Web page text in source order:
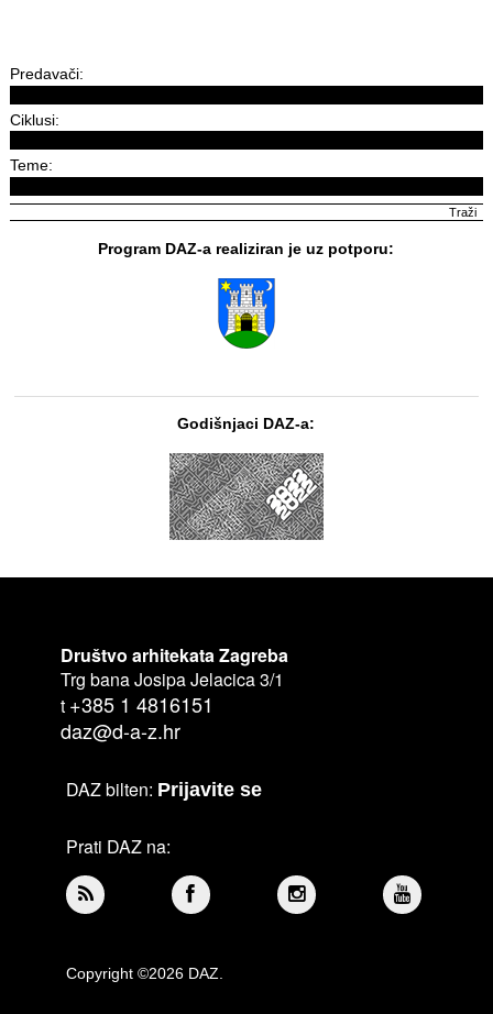
Predavači:
Ciklusi:
Teme:
Program DAZ-a realiziran je uz potporu:
Godišnjaci DAZ-a:
Društvo arhitekata Zagreba
Trg bana Josipa Jelacica 3/1
t +385 1 4816151
daz@d-a-z.hr
DAZ bilten: Prijavite se
Prati DAZ na:
Copyright ©2026 DAZ.